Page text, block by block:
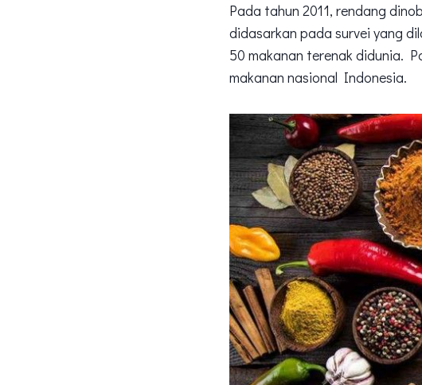
Pada tahun 2011, rendang
didasarkan pada survei yang
50 makanan terenak didunia.
makanan nasional Indonesia.